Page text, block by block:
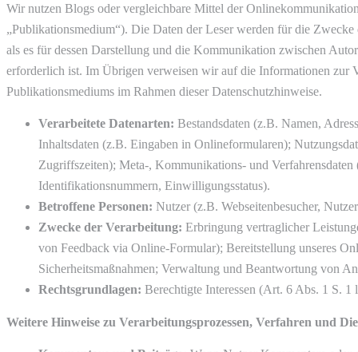
Wir nutzen Blogs oder vergleichbare Mittel der
„Publikationsmedium“). Die Daten der Leser werden für die
als es für dessen Darstellung und die Kommunikation zwischen
erforderlich ist. Im Übrigen verweisen wir auf die Informationen zur
Publikationsmediums im Rahmen dieser Datenschutzhinweise.
Verarbeitete Datenarten: Bestandsdaten (z.B. Namen,
Inhaltsdaten (z.B. Eingaben in Onlineformularen);
Zugriffszeiten); Meta-, Kommunikations- und
Identifikationsnummern, Einwilligungsstatus).
Betroffene Personen: Nutzer (z.B. Webseitenbesucher,
Zwecke der Verarbeitung: Erbringung vertraglicher
von Feedback via Online-Formular); Bereitstellung unseres
Sicherheitsmaßnahmen; Verwaltung und Beantwortung von
Rechtsgrundlagen: Berechtigte Interessen (Art. 6 Abs. 1 S.
Weitere Hinweise zu Verarbeitungsprozessen, Verfahren und